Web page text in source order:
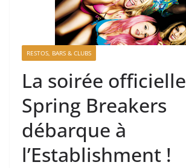
RESTOS, BARS & CLUBS
La soirée officielle
Spring Breakers
débarque à
l’Establishment !